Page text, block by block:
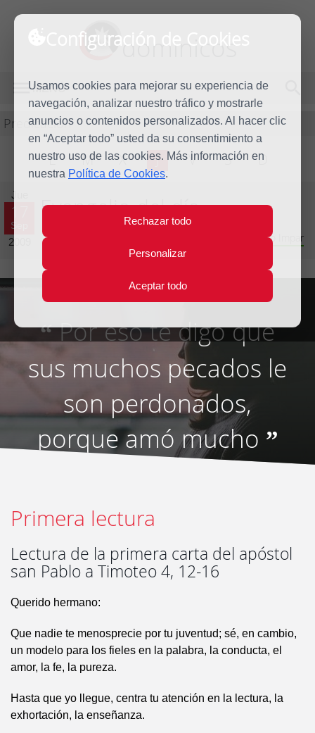
Configuración de Cookies
Usamos cookies para mejorar su experiencia de
navegación, analizar nuestro tráfico y mostrarle
anuncios o contenidos personalizados. Al hacer clic
en “Aceptar todo” usted da su consentimiento a
nuestro uso de las cookies. Más información en
nuestra Política de Cookies.
Rechazar todo
Personalizar
Aceptar todo
dominicos
MENÚ
Predicación
L M X J V S D
Jue
17
Sep
2009
Evangelio del día
Vigésimo cuarta Semana del Tiempo Ordinario - Año Impar
“Por eso te digo que
sus muchos pecados le
son perdonados,
porque amó mucho ”
Primera lectura
Lectura de la primera carta del apóstol
san Pablo a Timoteo 4, 12-16
Querido hermano:
Que nadie te menosprecie por tu juventud; sé, en cambio,
un modelo para los fieles en la palabra, la conducta, el
amor, la fe, la pureza.
Hasta que yo llegue, centra tu atención en la lectura, la
exhortación, la enseñanza.